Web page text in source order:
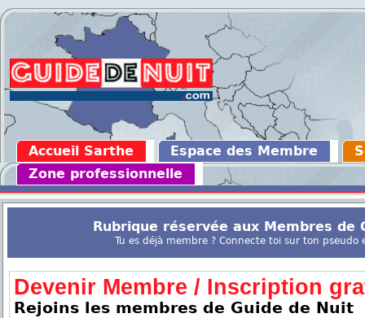
Accueil Sarthe Espace des Membre
Zone professionnelle
Rubrique réservée aux Membres de
Tu es déjà membre ? Connecte toi sur ton pseudo
Devenir Membre / Inscription
Rejoins les membres de Guide de Nuit